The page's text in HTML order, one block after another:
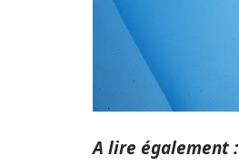
A lire également :